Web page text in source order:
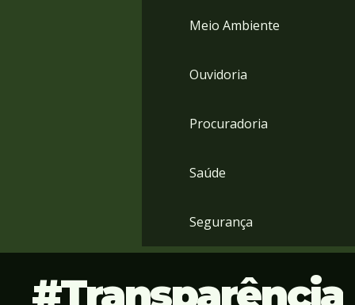
Meio Ambiente
Ouvidoria
Procuradoria
Saúde
Segurança
Transparência